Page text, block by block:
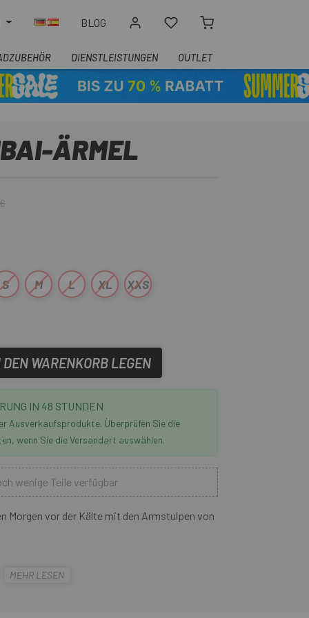
BLOG
DIENSTLEISTUNGEN OUTLET
ÄRMEL
S M L XL XXS
DEN WARENKORB LEGEN
IN 48 STUNDEN
Ausverkaufsprodukte. Überprüfen Sie die
wenn Sie die Versandart auswählen.
wenige Teile verfügbar
Morgen vor der Kälte mit den Armstulpen von
Schicht aus wasserabweisendem
MEHR LESEN